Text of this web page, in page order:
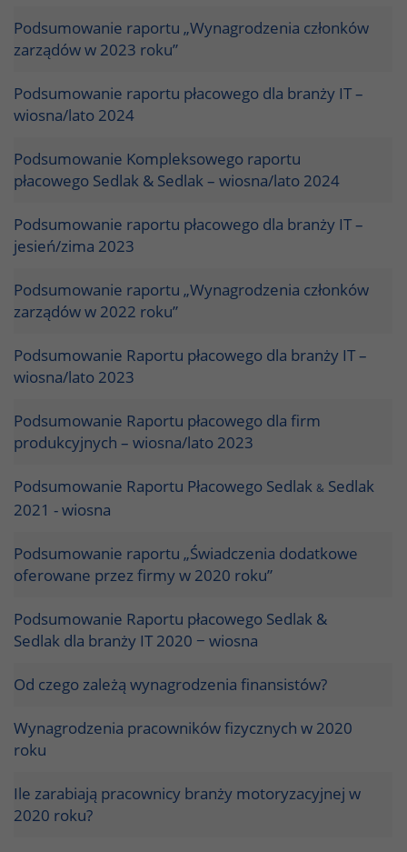
Podsumowanie raportu „Wynagrodzenia członków
zarządów w 2023 roku”
Podsumowanie raportu płacowego dla branży IT –
wiosna/lato 2024
Podsumowanie Kompleksowego raportu
płacowego Sedlak & Sedlak – wiosna/lato 2024
Podsumowanie raportu płacowego dla branży IT –
jesień/zima 2023
Podsumowanie raportu „Wynagrodzenia członków
zarządów w 2022 roku”
Podsumowanie Raportu płacowego dla branży IT –
wiosna/lato 2023
Podsumowanie Raportu płacowego dla firm
produkcyjnych – wiosna/lato 2023
Podsumowanie Raportu Płacowego Sedlak & Sedlak
2021 - wiosna
Podsumowanie raportu „Świadczenia dodatkowe
oferowane przez firmy w 2020 roku”
Podsumowanie Raportu płacowego Sedlak &
Sedlak dla branży IT 2020 − wiosna
Od czego zależą wynagrodzenia finansistów?
Wynagrodzenia pracowników fizycznych w 2020
roku
Ile zarabiają pracownicy branży motoryzacyjnej w
2020 roku?